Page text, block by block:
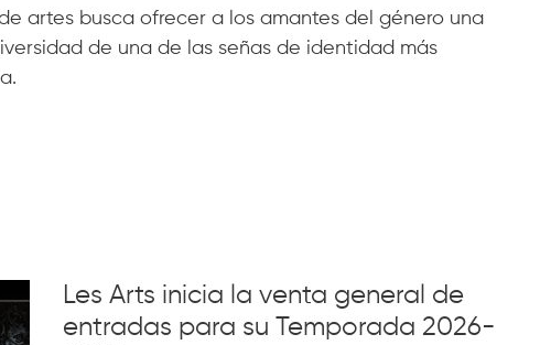
artes busca ofrecer a los amantes del género una
de una de las señas de identidad más
Les Arts inicia la venta general de
entradas para su Temporada 2026-